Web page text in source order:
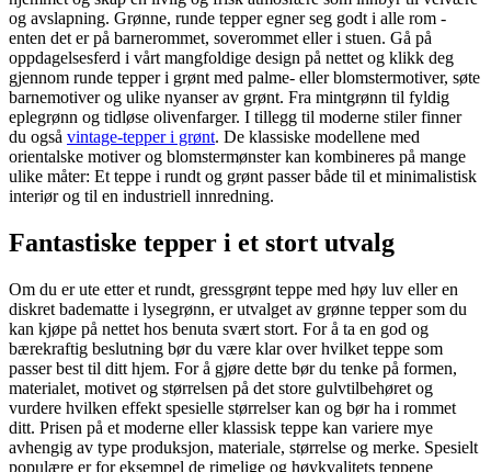
og avslapning. Grønne, runde tepper egner seg godt i alle rom -
enten det er på barnerommet, soverommet eller i stuen. Gå på
oppdagelsesferd i vårt mangfoldige design på nettet og klikk deg
gjennom runde tepper i grønt med palme- eller blomstermotiver, søte
barnemotiver og ulike nyanser av grønt. Fra mintgrønn til fyldig
eplegrønn og tidløse olivenfarger. I tillegg til moderne stiler finner
du også vintage-tepper i grønt. De klassiske modellene med
orientalske motiver og blomstermønster kan kombineres på mange
ulike måter: Et teppe i rundt og grønt passer både til et minimalistisk
interiør og til en industriell innredning.
Fantastiske tepper i et stort utvalg
Om du er ute etter et rundt, gressgrønt teppe med høy luv eller en
diskret badematte i lysegrønn, er utvalget av grønne tepper som du
kan kjøpe på nettet hos benuta svært stort. For å ta en god og
bærekraftig beslutning bør du være klar over hvilket teppe som
passer best til ditt hjem. For å gjøre dette bør du tenke på formen,
materialet, motivet og størrelsen på det store gulvtilbehøret og
vurdere hvilken effekt spesielle størrelser kan og bør ha i rommet
ditt. Prisen på et moderne eller klassisk teppe kan variere mye
avhengig av type produksjon, materiale, størrelse og merke. Spesielt
populære er for eksempel de rimelige og høykvalitets teppene